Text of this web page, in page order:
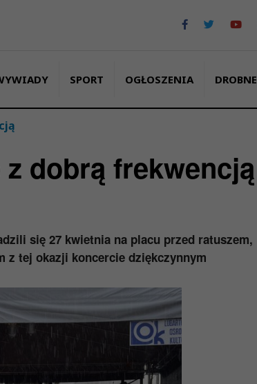
SPORT OGŁOSZENIA DROBNE
dobrą frekwencją
się 27 kwietnia na placu przed ratuszem,
z tej okazji koncercie dziękczynnym